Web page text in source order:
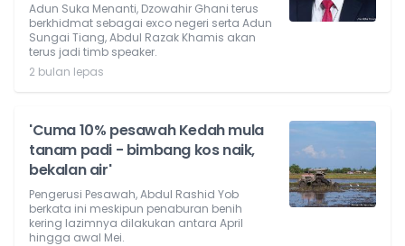
Adun Suka Menanti, Dzowahir Ghani terus
berkhidmat sebagai exco negeri serta Adun
Sungai Tiang, Abdul Razak Khamis akan
terus jadi timb speaker.
2 bulan lepas
'Cuma 10% pesawah Kedah mula
tanam padi - bimbang kos naik,
bekalan air'
Pengerusi Pesawah, Abdul Rashid Yob
berkata ini meskipun penaburan benih
kering lazimnya dilakukan antara April
hingga awal Mei.